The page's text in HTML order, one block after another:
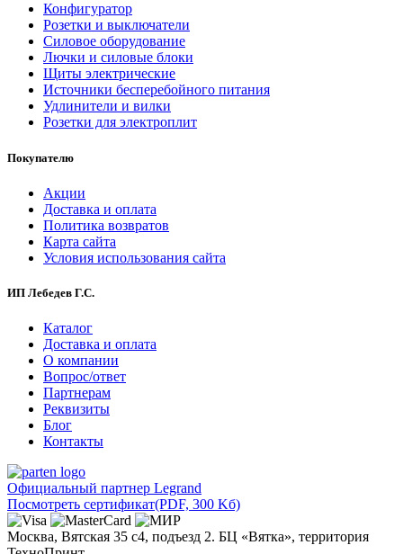
Конфигуратор
Розетки и выключатели
Силовое оборудование
Лючки и силовые блоки
Щиты электрические
Источники бесперебойного питания
Удлинители и вилки
Розетки для электроплит
Покупателю
Акции
Доставка и оплата
Политика возвратов
Карта сайта
Условия использования сайта
ИП Лебедев Г.С.
Каталог
Доставка и оплата
О компании
Вопрос/ответ
Партнерам
Реквизиты
Блог
Контакты
Официальный партнер Legrand
Посмотреть сертификат(PDF, 300 Kб)
Москва, Вятская 35 с4, подъезд 2. БЦ «Вятка», территория